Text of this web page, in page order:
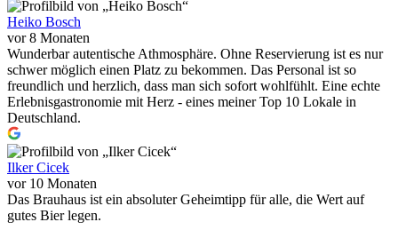
Heiko Bosch
vor 8 Monaten
Wunderbar autentische Athmosphäre. Ohne Reservierung ist es nur
schwer möglich einen Platz zu bekommen. Das Personal ist so
freundlich und herzlich, dass man sich sofort wohlfühlt. Eine echte
Erlebnisgastronomie mit Herz - eines meiner Top 10 Lokale in
Deutschland.
Ilker Cicek
vor 10 Monaten
Das Brauhaus ist ein absoluter Geheimtipp für alle, die Wert auf
gutes Bier legen.